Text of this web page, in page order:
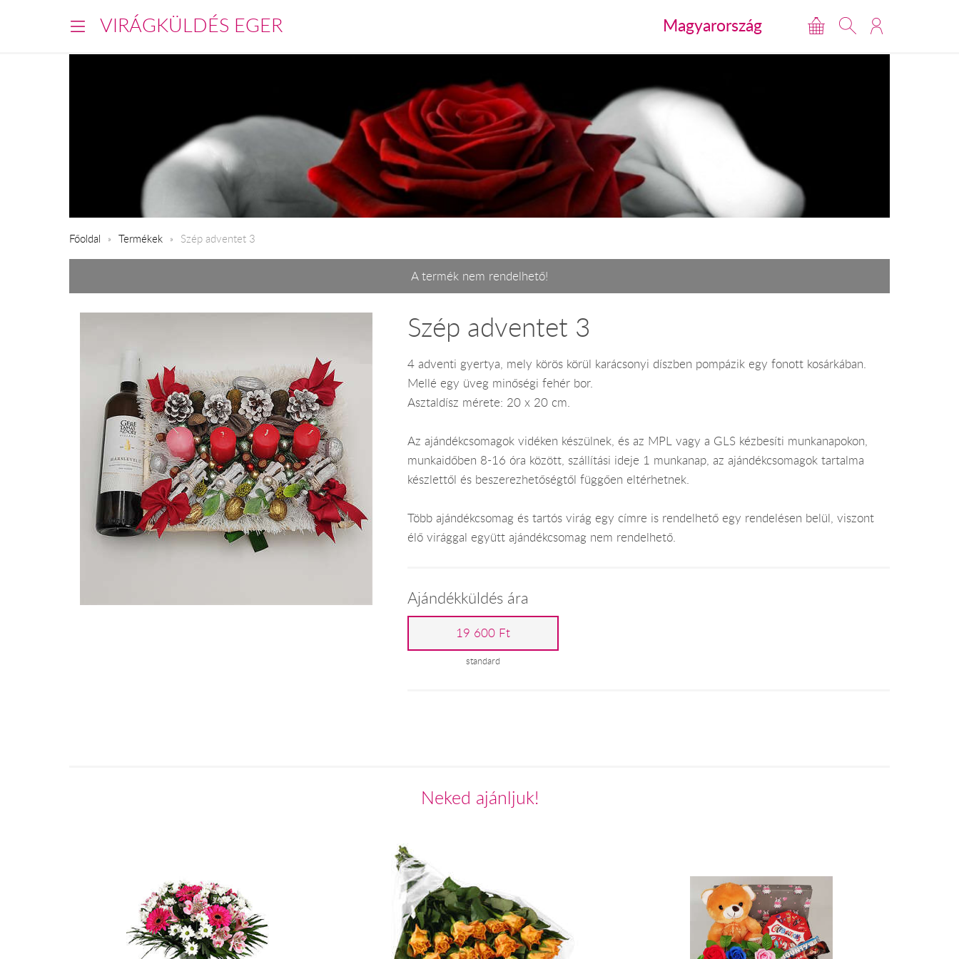
VIRÁGKÜLDÉS EGER Magyarország
Főoldal Termékek Szép adventet 3
A termék nem rendelhető!
Szép adventet 3
4 adventi gyertya, mely körös körül karácsonyi díszben pompázik egy fonott kosárkában.
Mellé egy üveg minőségi fehér bor.
Asztaldísz mérete: 20 x 20 cm.
Az ajándékcsomagok vidéken készülnek, és az MPL vagy a GLS kézbesíti munkanapokon,
munkaidőben 8-16 óra között, szállítási ideje 1 munkanap, az ajándékcsomagok tartalma
készlettől és beszerezhetőségtől függően eltérhetnek.
Több ajándékcsomag és tartós virág egy címre is rendelhető egy rendelésen belül, viszont
élő virággal együtt ajándékcsomag nem rendelhető.
Ajándékküldés ára
19 600 Ft
standard
Neked ajánljuk!